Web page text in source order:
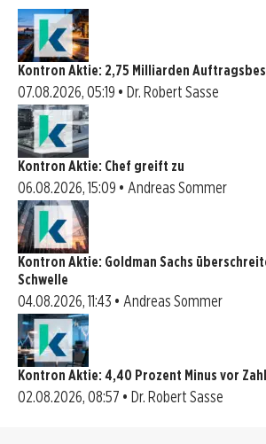
Kontron Aktie: 2,75 Milliarden
07.08.2026, 05:19 • Dr. Robert Sasse
Kontron Aktie: Chef greift zu
06.08.2026, 15:09 • Andreas Sommer
Kontron Aktie: Goldman Sachs
Schwelle
04.08.2026, 11:43 • Andreas Sommer
Kontron Aktie: 4,40 Prozent Minus vor
02.08.2026, 08:57 • Dr. Robert Sasse